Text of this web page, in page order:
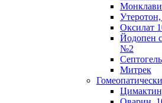
Оксилат
Йодопен
№2
Септогель
Митрек